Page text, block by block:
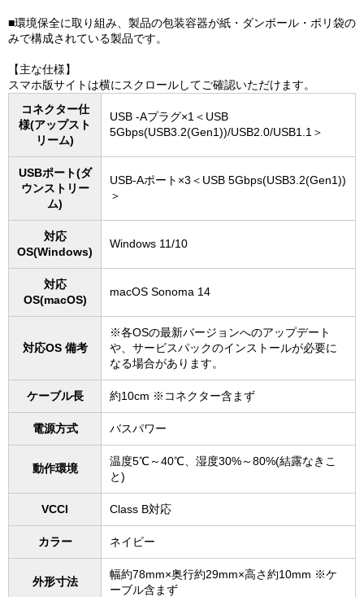
■環境保全に取り組み、製品の包装容器が紙・ダンボール・ポリ袋の
みで構成されている製品です。
【主な仕様】
スマホ版サイトは横にスクロールしてご確認いただけます。
コネクター仕
様(アップスト
リーム)
USB -Aプラグ×1＜USB
5Gbps(USB3.2(Gen1))/USB2.0/USB1.1＞
USBポート(ダ
ウンストリー
ム)
USB-Aポート×3＜USB 5Gbps(USB3.2(Gen1))
＞
対応
OS(Windows)
Windows 11/10
対応
OS(macOS)
macOS Sonoma 14
対応OS 備考
※各OSの最新バージョンへのアップデート
や、サービスパックのインストールが必要に
なる場合があります。
ケーブル長 約10cm ※コネクター含まず
電源方式 バスパワー
動作環境
温度5℃～40℃、湿度30%～80%(結露なきこ
と)
VCCI Class B対応
カラー ネイビー
外形寸法
幅約78mm×奥行約29mm×高さ約10mm ※ケ
ーブル含まず